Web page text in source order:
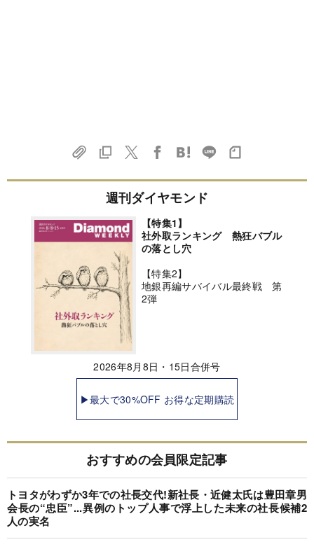
週刊ダイヤモンド
【特集1】
社外取ランキング 熱狂バブル
の落とし穴
【特集2】
地銀再編サバイバル最終戦 第
2弾
2026年8月8日・15日合併号
▶最大で30%OFF お得な定期購読
おすすめの会員限定記事
トヨタがわずか3年での社長交代!新社長・近健太氏は豊田章男
会長の“忠臣”...異例のトップ人事で浮上した未来の社長候補2
人の実名